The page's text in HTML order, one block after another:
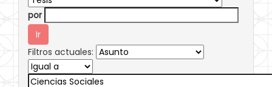
por
Filtros actuales: